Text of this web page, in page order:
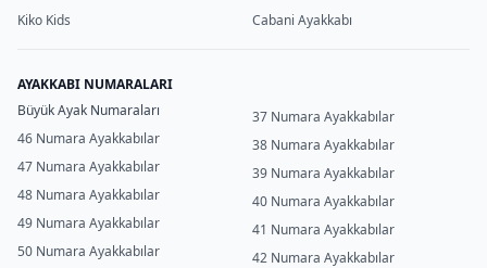
Kiko Kids
Cabani Ayakkabı
AYAKKABI NUMARALARI
Büyük Ayak Numaraları
46 Numara Ayakkabılar
47 Numara Ayakkabılar
48 Numara Ayakkabılar
49 Numara Ayakkabılar
50 Numara Ayakkabılar
37 Numara Ayakkabılar
38 Numara Ayakkabılar
39 Numara Ayakkabılar
40 Numara Ayakkabılar
41 Numara Ayakkabılar
42 Numara Ayakkabılar